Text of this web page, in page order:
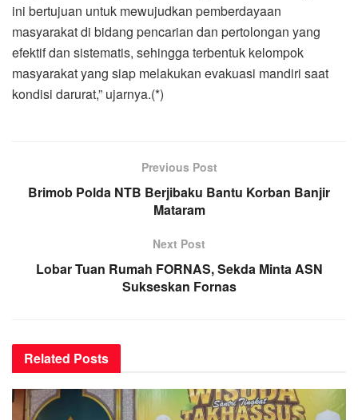
ini bertujuan untuk mewujudkan pemberdayaan
masyarakat di bidang pencarian dan pertolongan yang
efektif dan sistematis, sehingga terbentuk kelompok
masyarakat yang siap melakukan evakuasi mandiri saat
kondisi darurat,” ujarnya.(*)
Previous Post
Brimob Polda NTB Berjibaku Bantu Korban Banjir
Mataram
Next Post
Lobar Tuan Rumah FORNAS, Sekda Minta ASN
Sukseskan Fornas
Related Posts